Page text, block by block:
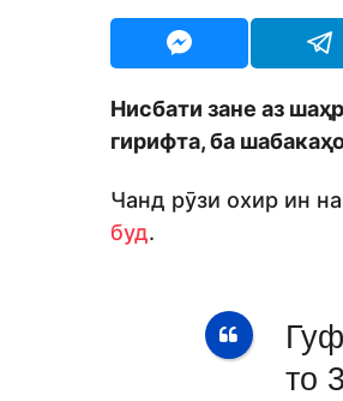
S
o
m
o
r
a
g
Нисбати зане аз
гирифта, ба
Чанд рӯзи охир ин
буд.
то